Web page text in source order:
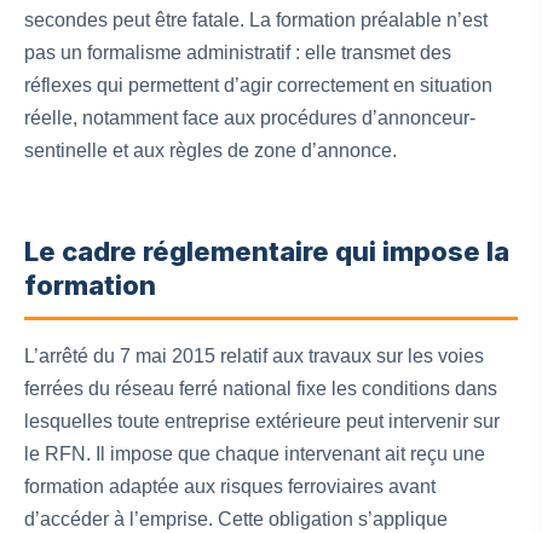
secondes peut être fatale. La formation préalable n’est
pas un formalisme administratif : elle transmet des
réflexes qui permettent d’agir correctement en situation
réelle, notamment face aux procédures d’annonceur-
sentinelle et aux règles de zone d’annonce.
Le cadre réglementaire qui impose la
formation
L’arrêté du 7 mai 2015 relatif aux travaux sur les voies
ferrées du réseau ferré national fixe les conditions dans
lesquelles toute entreprise extérieure peut intervenir sur
le RFN. Il impose que chaque intervenant ait reçu une
formation adaptée aux risques ferroviaires avant
d’accéder à l’emprise. Cette obligation s’applique